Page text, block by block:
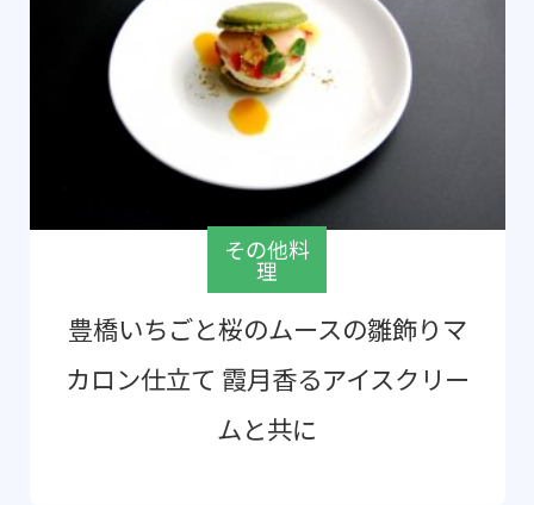
その他料
理
豊橋いちごと桜のムースの雛飾りマ
カロン仕立て 霞月香るアイスクリー
ムと共に